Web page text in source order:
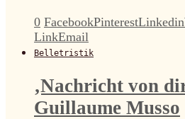
0 FacebookPinterestLinkedin
LinkEmail
Belletristik
‚Nachricht von
Guillaume Musso